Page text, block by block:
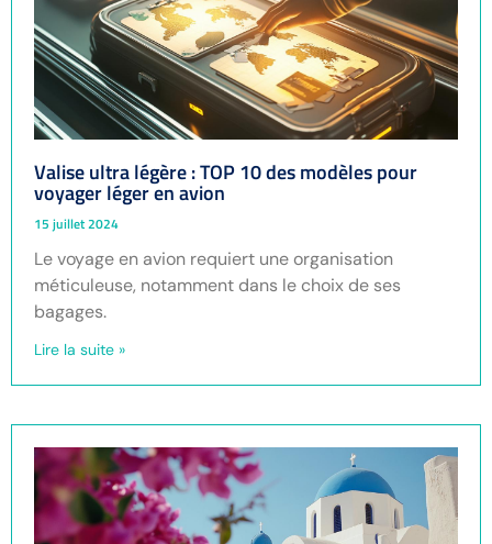
Valise ultra légère : TOP 10 des modèles pour
voyager léger en avion
15 juillet 2024
Le voyage en avion requiert une organisation
méticuleuse, notamment dans le choix de ses
bagages.
Lire la suite »